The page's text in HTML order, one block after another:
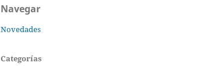
Navegar
Novedades
Categorías